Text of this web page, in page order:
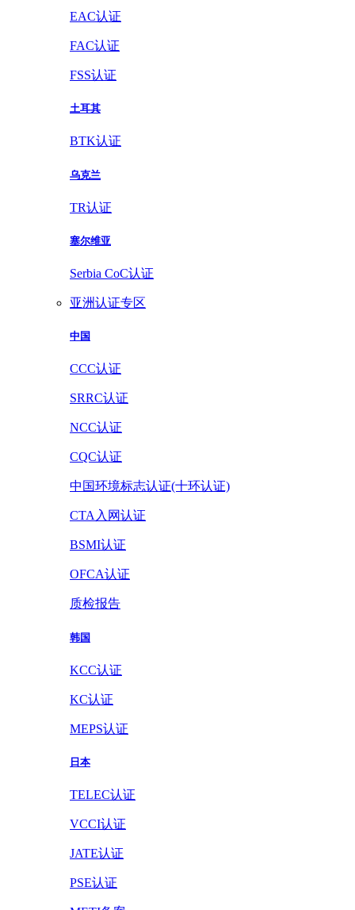
EAC认证
FAC认证
FSS认证
土耳其
BTK认证
乌克兰
TR认证
塞尔维亚
Serbia CoC认证
亚洲认证专区
中国
CCC认证
SRRC认证
NCC认证
CQC认证
中国环境标志认证(十环认证)
CTA入网认证
BSMI认证
OFCA认证
质检报告
韩国
KCC认证
KC认证
MEPS认证
日本
TELEC认证
VCCI认证
JATE认证
PSE认证